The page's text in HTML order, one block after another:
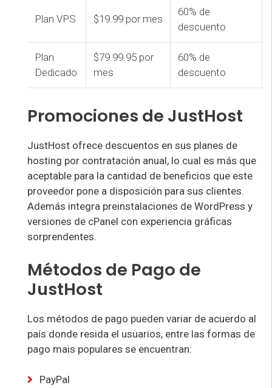
Plan VPS $19.99 por mes
60% de
descuento
Plan
Dedicado
$79.99.95 por
mes
60% de
descuento
Promociones de JustHost
JustHost ofrece descuentos en sus planes de
hosting por contratación anual, lo cual es más que
aceptable para la cantidad de beneficios que este
proveedor pone a disposición para sus clientes.
Además integra preinstalaciones de WordPress y
versiones de cPanel con experiencia gráficas
sorprendentes.
Métodos de Pago de
JustHost
Los métodos de pago pueden variar de acuerdo al
país donde resida el usuarios, entre las formas de
pago mais populares se encuentran:
PayPal